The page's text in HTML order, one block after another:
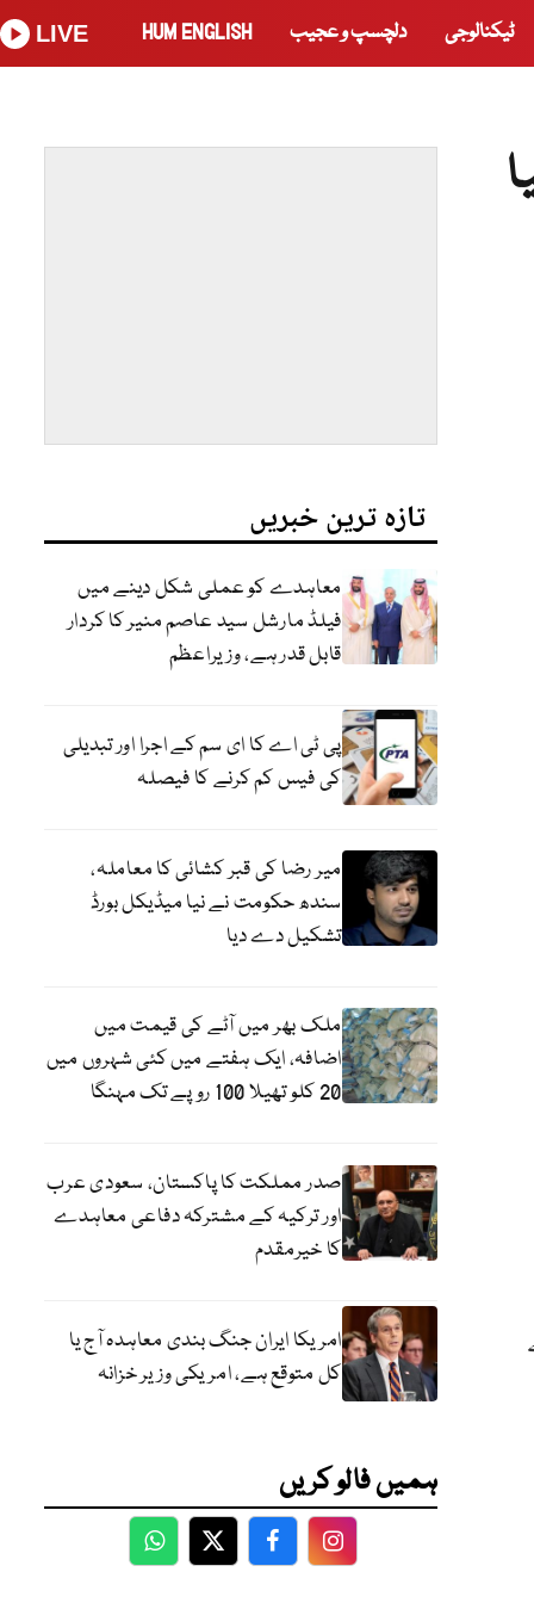
ٹیکنالوجی دلچسپ و عجیب HUM ENGLISH
LIVE
تازہ ترین خبریں
معاہدے کو عملی شکل دینے میں
فیلڈ مارشل سید عاصم منیر کا کردار
قابل قدر ہے، وزیراعظم
پی ٹی اے کا ای سم کے اجرا اور تبدیلی
کی فیس کم کرنے کا فیصلہ
میر رضا کی قبر کشائی کا معاملہ،
سندھ حکومت نے نیا میڈیکل بورڈ
تشکیل دے دیا
ملک بھر میں آٹے کی قیمت میں
اضافہ، ایک ہفتے میں کئی شہروں میں
20 کلو تھیلا 100 روپے تک مہنگا
صدر مملکت کا پاکستان، سعودی عرب
اور ترکیہ کے مشترکہ دفاعی معاہدے
کا خیرمقدم
امریکا ایران جنگ بندی معاہدہ آج یا
کل متوقع ہے، امریکی وزیر خزانہ
ہمیں فالو کریں
WhatsApp
TwitterFacebookFacebook